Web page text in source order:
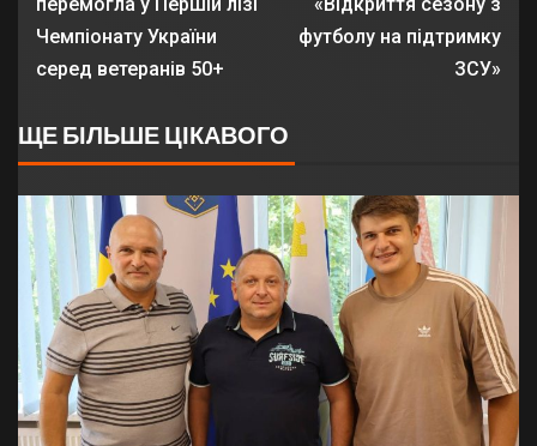
перемогла у Першій лізі
Чемпіонату України
серед ветеранів 50+
«Відкриття сезону з
футболу на підтримку
ЗСУ»
ЩЕ БІЛЬШЕ ЦІКАВОГО